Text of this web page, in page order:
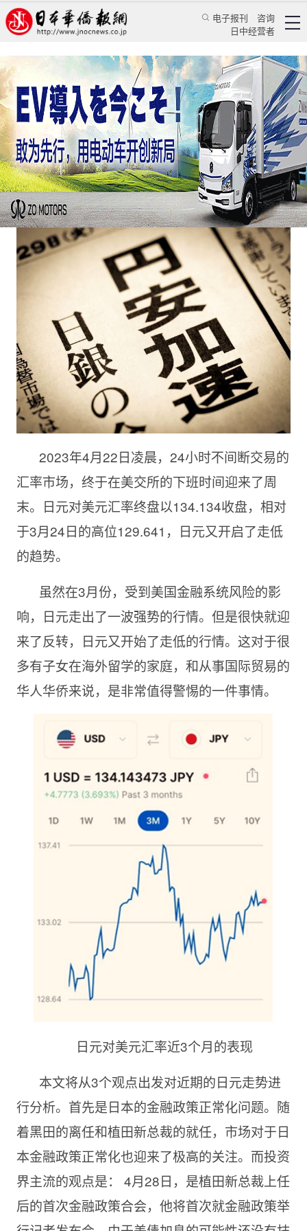
电子报刊
咨询
日中经营者
注意了，日元贬值的可能性又来了
施银 日本新闻 经济视野
日本华侨报 2023/4/28 14:36:18
2023年4月22日凌晨，24小时不间断交易的
汇率市场，终于在美交所的下班时间迎来了周
末。日元对美元汇率终盘以134.134收盘，相对
于3月24日的高位129.641，日元又开启了走低
的趋势。
虽然在3月份，受到美国金融系统风险的影
响，日元走出了一波强势的行情。但是很快就迎
来了反转，日元又开始了走低的行情。这对于很
多有子女在海外留学的家庭，和从事国际贸易的
华人华侨来说，是非常值得警惕的一件事情。
日元对美元汇率近3个月的表现
本文将从3个观点出发对近期的日元走势进
行分析。首先是日本的金融政策正常化问题。随
着黑田的离任和植田新总裁的就任，市场对于日
本金融政策正常化也迎来了极高的关注。而投资
界主流的观点是： 4月28日，是植田新总裁上任
后的首次金融政策合会，他将首次就金融政策举